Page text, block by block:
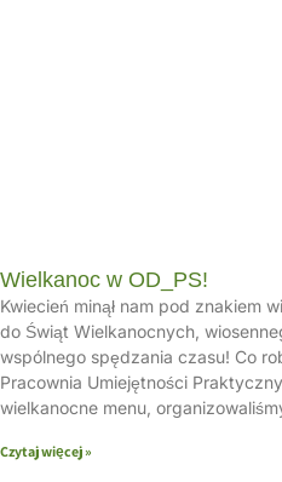
Wielkanoc w OD_PS!
Kwiecień minął nam pod znakiem
do Świąt Wielkanocnych,
wspólnego spędzania czasu! Co
Pracownia Umiejętności
wielkanocne menu,
Czytaj więcej »